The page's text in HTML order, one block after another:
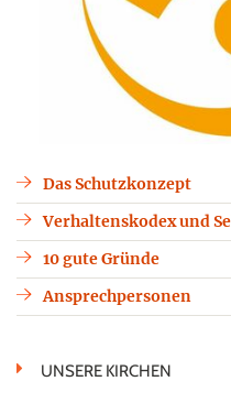
Das Schutzkonzept
Verhaltenskodex und
10 gute Gründe
Ansprechpersonen
UNSERE KIRCHEN